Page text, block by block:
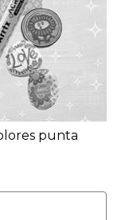
punta